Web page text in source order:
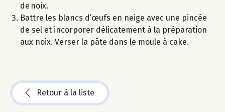
de noix.
Battre les blancs d’œufs en neige avec une pincée
de sel et incorporer délicatement à la préparation
aux noix. Verser la pâte dans le moule à cake.
Retour à la liste